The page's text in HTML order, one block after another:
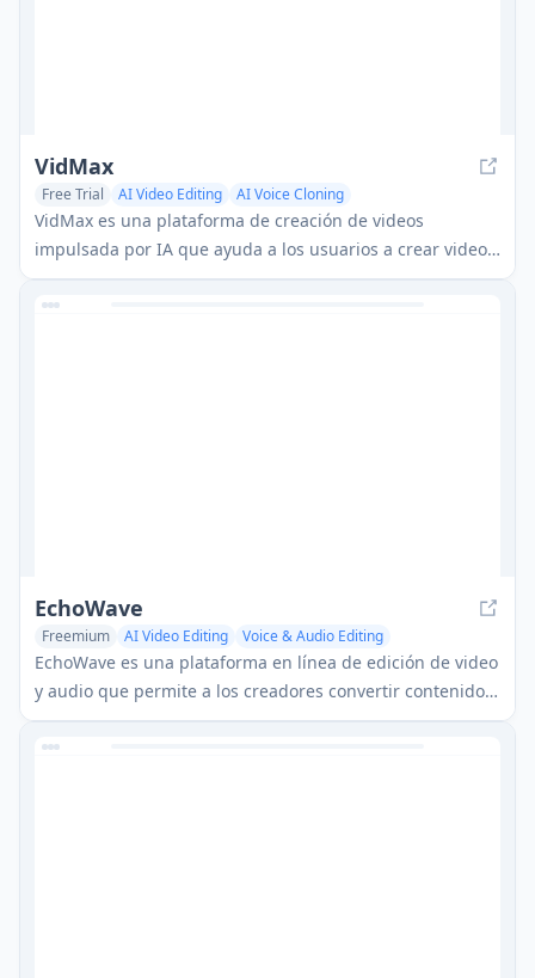
VidMax
Free Trial AI Video Editing
AI Voice Cloning
AI UGC Video Generator
VidMax es una plataforma de creación de videos
impulsada por IA que ayuda a los usuarios a crear videos
virales sin rostro con capacidades de publicación
automática en plataformas de redes sociales.
EchoWave
Freemium AI Video Editing
Voice & Audio Editing
AI Social Media Assistant
EchoWave es una plataforma en línea de edición de video
y audio que permite a los creadores convertir contenido
de audio en videos atractivos con visualizaciones de
formas de onda, subtítulos y efectos para compartir en